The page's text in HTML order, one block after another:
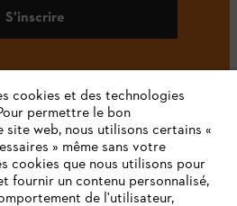
S'inscrire
#STIHL
cookies et des technologies
permettre le bon
web, nous utilisons certains «
» même sans votre
cookies que nous utilisons pour
fournir un contenu personnalisé,
de l'utilisateur,